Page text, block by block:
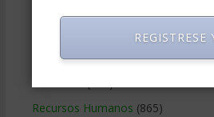
(1.405)
Operaciones y Logística(172)
Recursos Humanos (865)
REGISTRESE